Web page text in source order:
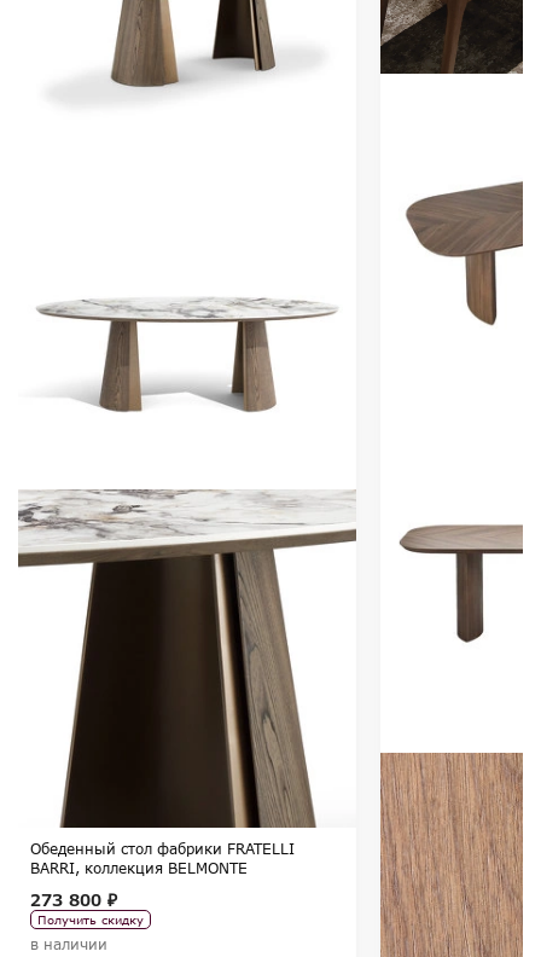
Обеденный стол фабрики FRATELLI
BARRI, коллекция BELMONTE
273 800 ₽
Получить скидку
в наличии